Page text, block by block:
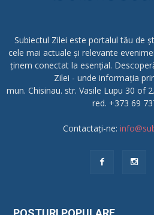
Subiectul Zilei este portalul tău de
cele mai actuale și relevante
ținem conectat la esențial.
Zilei - unde informația
mun. Chisinau. str. Vasile Lupu 30 of
red. +373 69
Contactați-ne: